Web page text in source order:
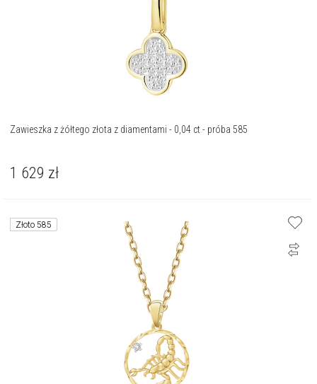
Zawieszka z żółtego złota z diamentami - 0,04 ct - próba 585
1 629 zł
Złoto 585